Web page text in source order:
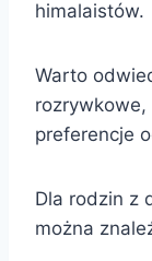
himalaistów.
Warto
preferencje
Dla rodzin z
można